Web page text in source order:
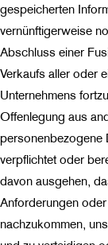
gespeicherten
vernünftigerweise
Abschluss einer
Verkaufs aller oder
Unternehmens
Offenlegung aus
personenbezogene
verpflichtet oder
davon ausgehen,
Anforderungen
nachzukommen,